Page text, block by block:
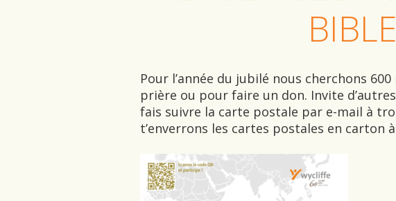
Pour l’année du jubilé nous cherchons
prière ou pour faire un don. Invite
fais suivre la carte postale par e-mail à
t’enverrons les cartes postales en carton